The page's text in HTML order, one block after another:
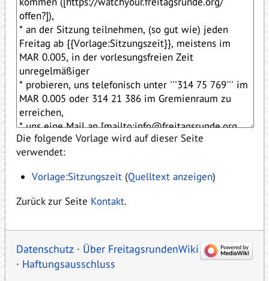
Die folgende Vorlage wird auf dieser Seite
verwendet:
Vorlage:Sitzungszeit(Quelltext anzeigen)
Zurück zur Seite Kontakt.
Datenschutz
Über FreitagsrundenWiki
Haftungsausschluss